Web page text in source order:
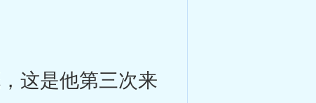
这是他第三次来